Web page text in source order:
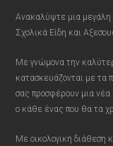
Ανακαλύψτε μια μεγάλη
Σχολικά Είδη και
Με γνώμονα την
κατασκευάζονται με τα
σας προσφέρουν μια νέα
ο κάθε ένας που θα τα
Με οικολογική διάθεση